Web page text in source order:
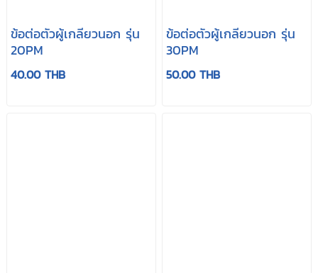
ข้อต่อตัวผู้เกลียวนอก รุ่น
20PM
40.00 THB
ข้อต่อตัวผู้เกลียวนอก รุ่น
30PM
50.00 THB